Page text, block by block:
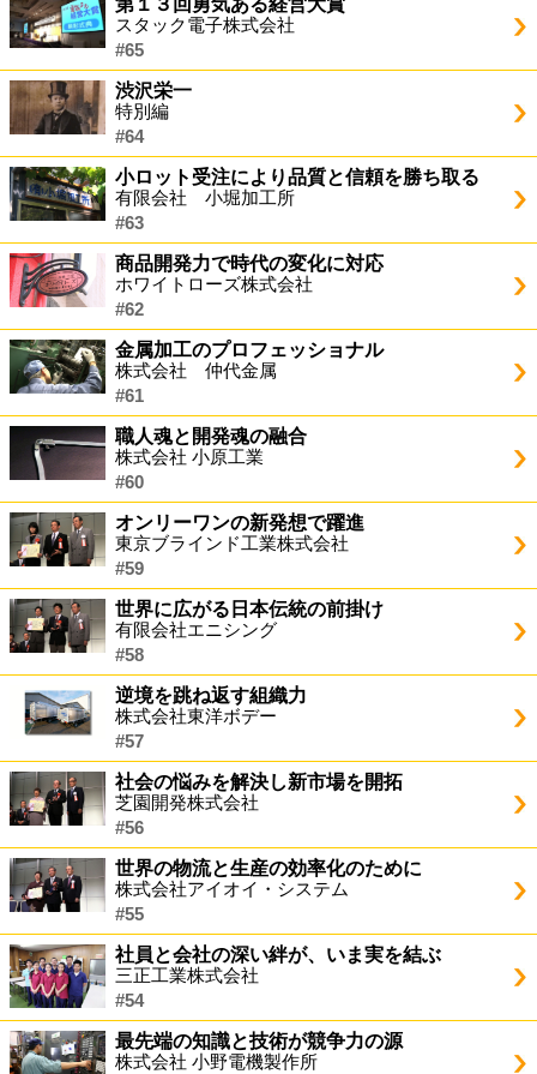
スタック電子株式会社
#65
渋沢栄一
特別編
#64
小ロット受注により品質と信頼を勝ち取る
有限会社 小堀加工所
#63
商品開発力で時代の変化に対応
ホワイトローズ株式会社
#62
金属加工のプロフェッショナル
株式会社 仲代金属
#61
職人魂と開発魂の融合
株式会社 小原工業
#60
オンリーワンの新発想で躍進
東京ブラインド工業株式会社
#59
世界に広がる日本伝統の前掛け
有限会社エニシング
#58
逆境を跳ね返す組織力
株式会社東洋ボデー
#57
社会の悩みを解決し新市場を開拓
芝園開発株式会社
#56
世界の物流と生産の効率化のために
株式会社アイオイ・システム
#55
社員と会社の深い絆が、いま実を結ぶ
三正工業株式会社
#54
最先端の知識と技術が競争力の源
株式会社 小野電機製作所